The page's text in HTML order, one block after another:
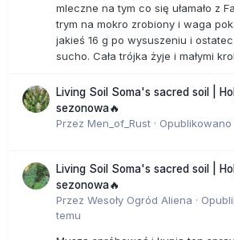
mleczne na tym co się ułamało z
trym na mokro zrobiony i waga
jakieś 16 g po wysuszeniu i
sucho. Cała trójka żyje i małymi
Living Soil Soma's sacred soil |
sezonowa🔥
Przez Men_of_Rust · Opublikowano
Living Soil Soma's sacred soil |
sezonowa🔥
Przez Wesoły Ogród Aliena ·
temu